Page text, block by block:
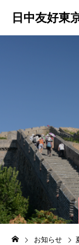
日中友好東
お知らせ